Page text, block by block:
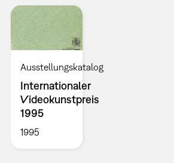
Ausstellungskatalog
Internationaler
Videokunstpreis
1995
1995